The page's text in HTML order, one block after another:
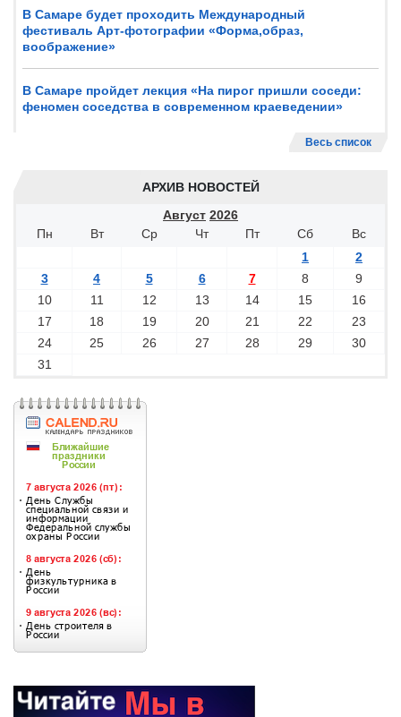
В Самаре будет проходить Международный
фестиваль Арт-фотографии «Форма,образ,
воображение»
В Самаре пройдет лекция «На пирог пришли соседи:
феномен соседства в современном краеведении»
Весь список
АРХИВ НОВОСТЕЙ
Август 2026
Пн
Вт Ср Чт Пт Сб
Вс
1
2
3
4 5 6 7 8
9
10
11 12 13 14 15
16
17
18 19 20 21 22
23
24
25 26 27 28 29
30
31